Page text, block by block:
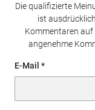
Die qualifizierte
ist
Kommentaren auf
angenehme
E-Mail